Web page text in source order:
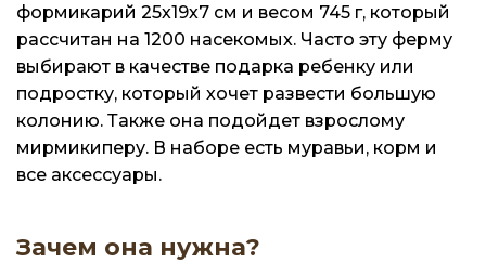
формикарий 25х19х7 см и весом 745 г, который
рассчитан на 1200 насекомых. Часто эту ферму
выбирают в качестве подарка ребенку или
подростку, который хочет развести большую
колонию. Также она подойдет взрослому
мирмикиперу. В наборе есть муравьи, корм и
все аксессуары.
Зачем она нужна?